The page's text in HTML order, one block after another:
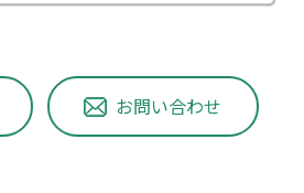
お問い合わせ